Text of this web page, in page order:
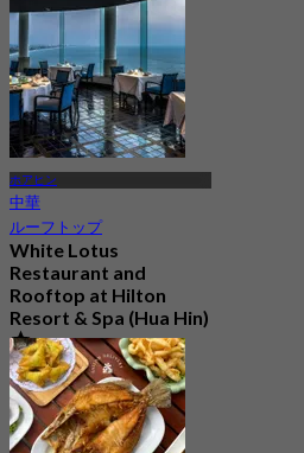
から฿ 2,250
ホアヒン
中華
ルーフトップ
White Lotus
Restaurant and
Rooftop at Hilton
Resort & Spa (Hua Hin)
4.9
3.3K 予約済み
から฿ 700